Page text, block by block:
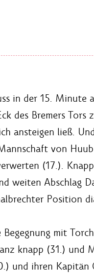
in der 15.
des Bremers Tors
ansteigen ließ.
von
(17.).
weiten Abschlag
Position
mit
knapp (31.)
und ihren